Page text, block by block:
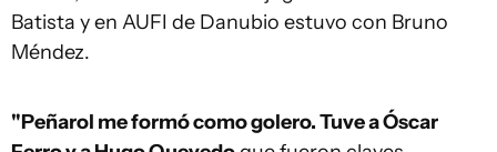
Batista y en AUFI de Danubio estuvo con Bruno
Méndez.
"Peñarol me formó como golero. Tuve a Óscar